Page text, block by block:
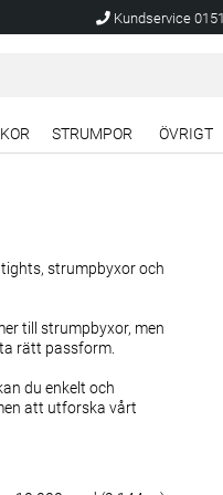
Kundservice
STRUMPOR ÖVRIGT
strumpbyxor och
till strumpbyxor, men
rätt passform.
du enkelt och
att utforska vårt